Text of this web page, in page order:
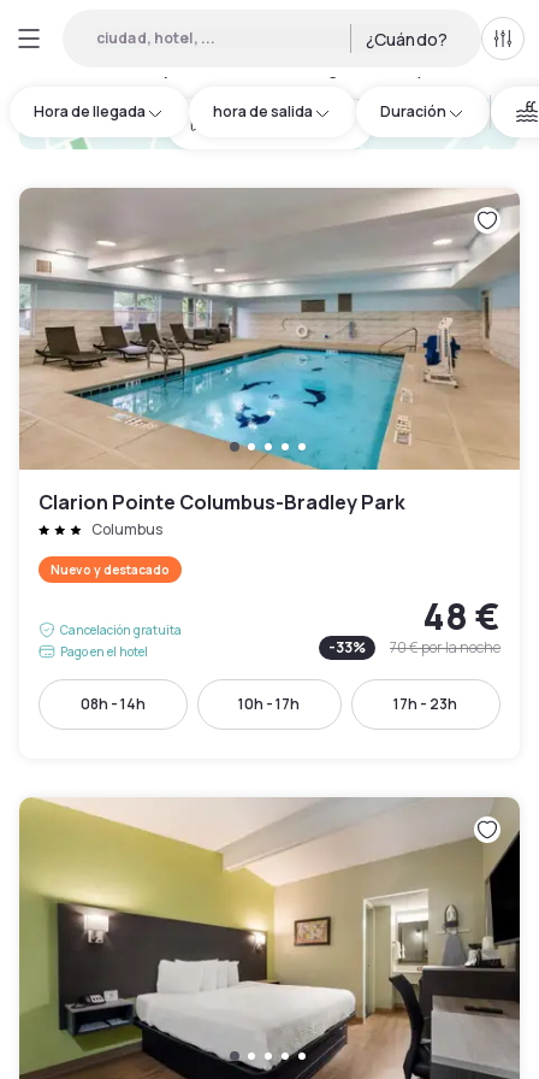
ciudad, hotel, ... ¿Cuándo?
Hora de llegada hora de salida Duración
hotel.cta.view_map
Clarion Pointe Columbus-Bradley Park
Columbus
Nuevo y destacado
Cancelación gratuita
Pago en el hotel
48 €
-33% 70 €por la noche
08h - 14h 10h - 17h 17h - 23h